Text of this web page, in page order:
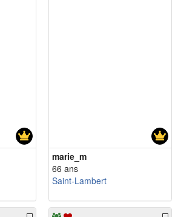
marie_m
66 ans
Saint-Lambert